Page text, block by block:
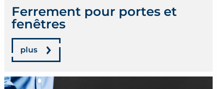
Ferrement pour portes et
fenêtres
plus